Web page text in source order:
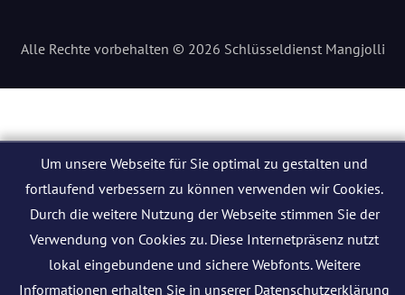
Alle Rechte vorbehalten © 2026 Schlüsseldienst Mangjolli
Um unsere Webseite für Sie optimal zu gestalten und
fortlaufend verbessern zu können verwenden wir Cookies.
Durch die weitere Nutzung der Webseite stimmen Sie der
Verwendung von Cookies zu. Diese Internetpräsenz nutzt
lokal eingebundene und sichere Webfonts. Weitere
Informationen erhalten Sie in unserer Datenschutzerklärung